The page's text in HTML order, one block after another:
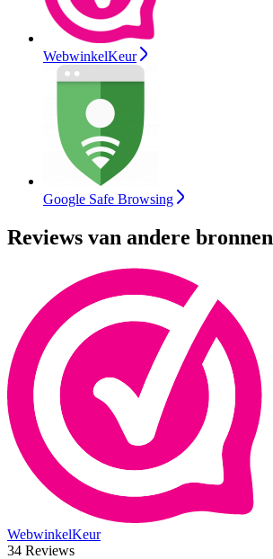
WebwinkelKeur
Google Safe Browsing
Reviews van andere bronnen
WebwinkelKeur
34 Reviews